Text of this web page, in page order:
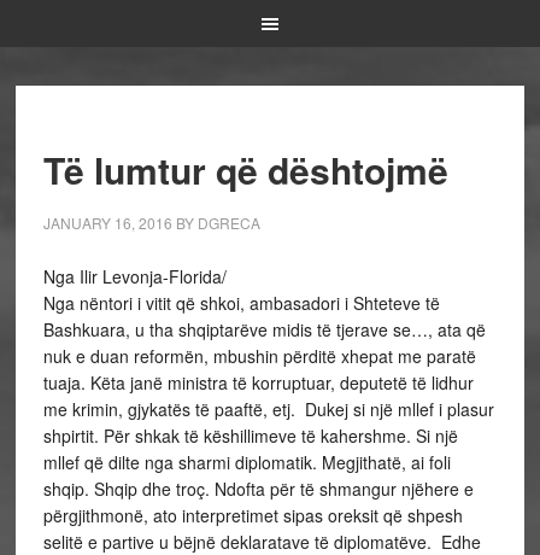
Të lumtur që dështojmë
JANUARY 16, 2016 BY DGRECA
Nga Ilir Levonja-Florida/
Nga nëntori i vitit që shkoi, ambasadori i Shteteve të
Bashkuara, u tha shqiptarëve midis të tjerave se…, ata që
nuk e duan reformën, mbushin përditë xhepat me paratë
tuaja. Këta janë ministra të korruptuar, deputetë të lidhur
me krimin, gjykatës të paaftë, etj. Dukej si një mllef i plasur
shpirtit. Për shkak të këshillimeve të kahershme. Si një
mllef që dilte nga sharmi diplomatik. Megjithatë, ai foli
shqip. Shqip dhe troç. Ndofta për të shmangur njëhere e
përgjithmonë, ato interpretimet sipas oreksit që shpesh
selitë e partive u bëjnë deklaratave të diplomatëve. Edhe